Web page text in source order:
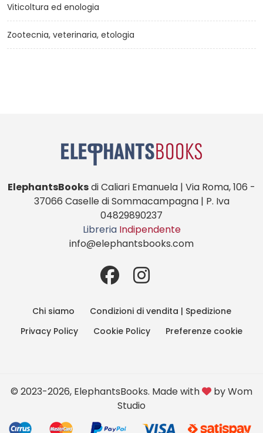
Viticoltura ed enologia
Zootecnia, veterinaria, etologia
ElephantsBooksdi Caliari Emanuela | Via Roma, 106 -
37066 Caselle di Sommacampagna | P. Iva
04829890237
Libreria Indipendente
info@elephantsbooks.com
Chi siamo
Condizioni di vendita | Spedizione
Privacy Policy
Cookie Policy Preferenze cookie
© 2023-2026, ElephantsBooks. Made with byWom
Studio